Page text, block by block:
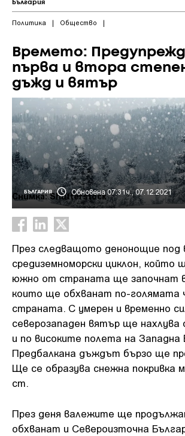
България
Политика | Общество |
Времето:
първа и втора
дъжд и вятър
БЪЛГАРИЯ Обновена 07:31ч., 07.12.2021
Снимка: Shutterstock
През следващото денонощие под
средиземноморски циклон, който
южно от страната ще започнат
които ще обхванат по-голямата
страната. С умерен и временно
северозападен вятър ще нахлува
и по високите полета на Западна
Предбалкана дъждът бързо ще
Ще се образува снежна покривка
cm.
През деня валежите ще
обхванат и Североизточна